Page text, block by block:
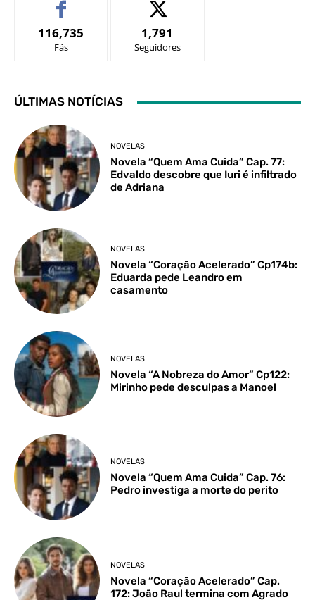
116,735
Fãs
1,791
Seguidores
ÚLTIMAS NOTÍCIAS
NOVELAS
Novela “Quem Ama Cuida” Cap. 77:
Edvaldo descobre que Iuri é infiltrado
de Adriana
NOVELAS
Novela “Coração Acelerado” Cp174b:
Eduarda pede Leandro em
casamento
NOVELAS
Novela “A Nobreza do Amor” Cp122:
Mirinho pede desculpas a Manoel
NOVELAS
Novela “Quem Ama Cuida” Cap. 76:
Pedro investiga a morte do perito
NOVELAS
Novela “Coração Acelerado” Cap.
172: João Raul termina com Agrado